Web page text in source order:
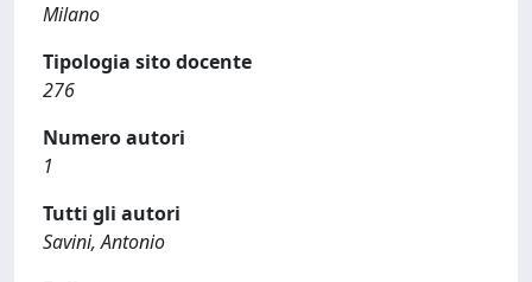
Milano
Tipologia sito docente
276
Numero autori
1
Tutti gli autori
Savini, Antonio